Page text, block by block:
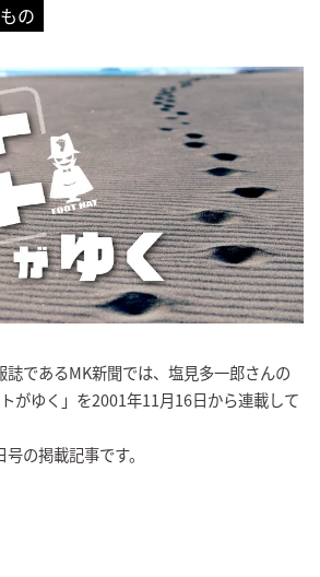
の
誌であるMK新聞では、塩見多一郎さんの
がゆく」を2001年11月16日から連載して
の掲載記事です。